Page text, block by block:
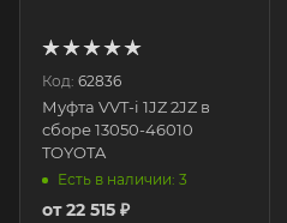
Код: 62836
Муфта VVT-i 1JZ 2JZ в
сборе 13050-46010
TOYOTA
Есть в наличии: 3
от22 515 ₽